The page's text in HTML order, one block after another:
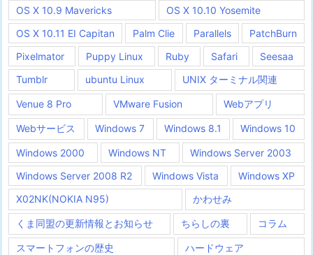
OS X 10.9 Mavericks
OS X 10.10 Yosemite
OS X 10.11 EI Capitan
Palm Clie Parallels
PatchBurn
Pixelmator
Puppy Linux Ruby Safari
Seesaa
Tumblr
ubuntu Linux UNIX ターミナル関連
Venue 8 Pro VMware Fusion Webアプリ
Webサービス Windows 7 Windows 8.1 Windows 10
Windows 2000 Windows NT
Windows Server 2003
Windows Server 2008 R2
Windows Vista
Windows XP
X02NK(NOKIA N95)
かわせみ
くま同盟の更新情報とお知らせ ちらしの裏 コラム
スマートフォンの歴史 ハードウェア